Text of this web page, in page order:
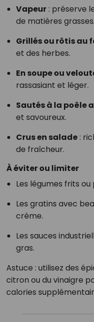
Vapeur: préserve
de matières grasses.
Grillés ou rôtis au
et des herbes.
En soupe ou
rassasiant et léger.
Sautés à la poêle
et savoureux.
Crus en salade:
de fraîcheur.
À éviter ou limiter
Les légumes frits ou
Les gratins avec
crème.
Les sauces
gras.
Astuce : utilisez des
citron ou du vinaigre
calories